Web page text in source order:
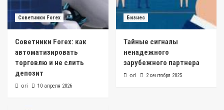
Советники Forex
Советники Forex: как
автоматизировать
торговлю и не слить
депозит
ori 10 апреля 2026
Бизнес
Тайные сигналы
ненадежного
зарубежного партнера
ori 2 сентября 2025